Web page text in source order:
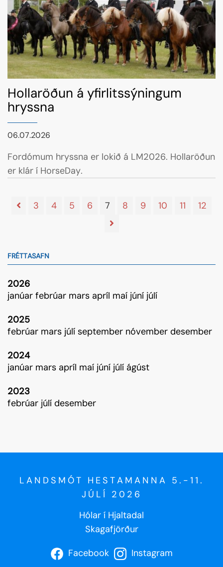
Hollaröðun á yfirlitssýningum
hryssna
06.07.2026
Fordómum hryssna er lokið á LM2026. Hollaröðun
er klár í HorseDay.
3 4 5 6 7 8 9 10 11 12
FRÉTTASAFN
2026
janúar febrúar mars apríl maí júní júlí
2025
febrúar mars júlí september nóvember desember
2024
janúar mars apríl maí júní júlí ágúst
2023
febrúar júlí desember
LANDSMÓT HESTAMANNA 5.-11.
JÚLÍ 2026
Hólar í Hjaltadal
Skagafjörður
Facebook
Instagram